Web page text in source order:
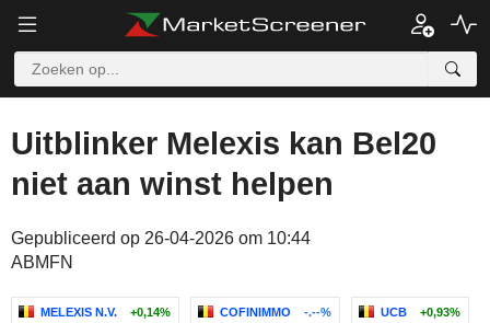
Uitblinker Melexis kan Bel20
niet aan winst helpen
Gepubliceerd op 26-04-2026 om 10:44
ABMFN
MELEXIS N.V. +0,14% COFINIMMO -.--% UCB +0,93%